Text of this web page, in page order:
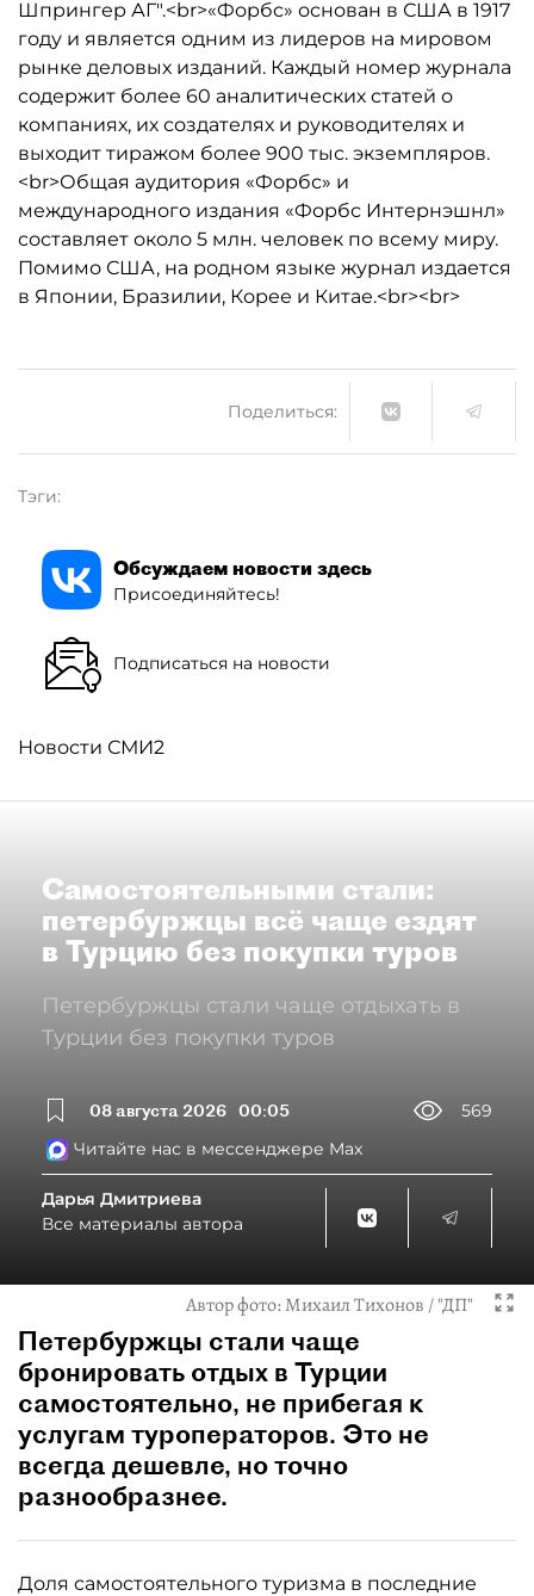
Шпрингер АГ".<br>«Форбс» основан в США в 1917
году и является одним из лидеров на мировом
рынке деловых изданий. Каждый номер журнала
содержит более 60 аналитических статей о
компаниях, их создателях и руководителях и
выходит тиражом более 900 тыс. экземпляров.
<br>Общая аудитория «Форбс» и
международного издания «Форбс Интернэшнл»
составляет около 5 млн. человек по всему миру.
Помимо США, на родном языке журнал издается
в Японии, Бразилии, Корее и Китае.<br><br>
Поделиться:
Тэги:
Обсуждаем новости здесь
Присоединяйтесь!
Подписаться на новости
Новости СМИ2
Самостоятельными стали:
петербуржцы всё чаще ездят
в Турцию без покупки туров
Петербуржцы стали чаще отдыхать в
Турции без покупки туров
08 августа 2026 00:05
569
Читайте нас в мессенджере Max
Дарья Дмитриева
Все материалы автора
Автор фото:Михаил Тихонов / "ДП"
Петербуржцы стали чаще
бронировать отдых в Турции
самостоятельно, не прибегая к
услугам туроператоров. Это не
всегда дешевле, но точно
разнообразнее.
Доля самостоятельного туризма в последние